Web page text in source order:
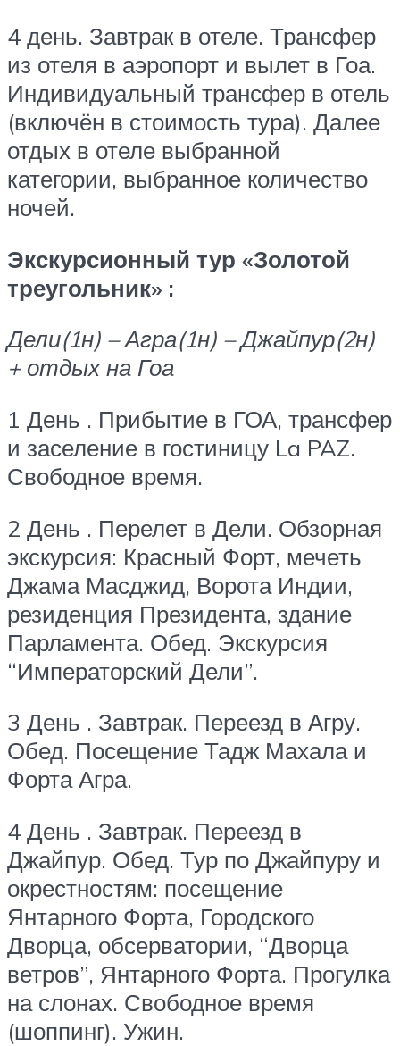
4 день. Завтрак в отеле. Трансфер
из отеля в аэропорт и вылет в Гоа.
Индивидуальный трансфер в отель
(включён в стоимость тура). Далее
отдых в отеле выбранной
категории, выбранное количество
ночей.
Экскурсионный тур «Золотой
треугольник» :
Дели(1н) – Агра(1н) – Джайпур(2н)
+ отдых на Гоа
1 День . Прибытие в ГОА, трансфер
и заселение в гостиницу La PAZ.
Свободное время.
2 День . Перелет в Дели. Обзорная
экскурсия: Красный Форт, мечеть
Джама Масджид, Ворота Индии,
резиденция Президента, здание
Парламента. Обед. Экскурсия
“Императорский Дели”.
3 День . Завтрак. Переезд в Агру.
Обед. Посещение Тадж Махала и
Форта Агра.
4 День . Завтрак. Переезд в
Джайпур. Обед. Тур по Джайпуру и
окрестностям: посещение
Янтарного Форта, Городского
Дворца, обсерватории, “Дворца
ветров”, Янтарного Форта. Прогулка
на слонах. Свободное время
(шоппинг). Ужин.